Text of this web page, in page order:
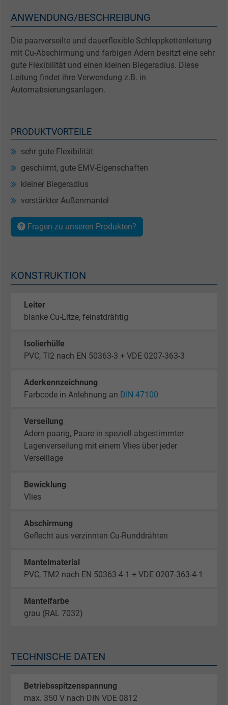
ANWENDUNG/BESCHREIBUNG
Die paarverseilte und dauerflexible Schleppkettenleitung
mit Cu-Abschirmung und farbigen Adern besitzt eine sehr
gute Flexibilität und einen kleinen Biegeradius. Diese
Leitung findet ihre Verwendung z.B. in
Automatisierungsanlagen.
PRODUKTVORTEILE
sehr gute Flexibilität
geschirmt, gute EMV-Eigenschaften
kleiner Biegeradius
verstärkter Außenmantel
Fragen zu unseren Produkten?
KONSTRUKTION
Leiter
blanke Cu-Litze, feinstdrähtig
Isolierhülle
PVC, TI2 nach EN 50363-3 + VDE 0207-363-3
Aderkennzeichnung
Farbcode in Anlehnung an DIN 47100
Verseilung
Adern paarig, Paare in speziell abgestimmter
Lagenverseilung mit einem Vlies über jeder
Verseillage
Bewicklung
Vlies
Abschirmung
Geflecht aus verzinnten Cu-Runddrähten
Mantelmaterial
PVC, TM2 nach EN 50363-4-1 + VDE 0207-363-4-1
Mantelfarbe
grau (RAL 7032)
TECHNISCHE DATEN
Betriebsspitzenspannung
max. 350 V nach DIN VDE 0812